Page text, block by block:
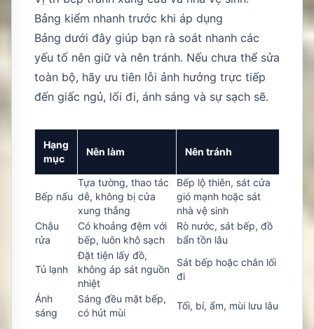
Bảng kiểm nhanh trước khi áp dụng
Bảng dưới đây giúp bạn rà soát nhanh các
yếu tố nên giữ và nên tránh. Nếu chưa thể sửa
toàn bộ, hãy ưu tiên lỗi ảnh hưởng trực tiếp
đến giấc ngủ, lối đi, ánh sáng và sự sạch sẽ.
Hạng
mục
Nên làm Nên tránh
Bếp nấu
Tựa tường, thao tác
dễ, không bị cửa
xung thẳng
Bếp lộ thiên, sát cửa
gió mạnh hoặc sát
nhà vệ sinh
Chậu
rửa
Có khoảng đệm với
bếp, luôn khô sạch
Rò nước, sát bếp, đồ
bẩn tồn lâu
Tủ lạnh
Đặt tiện lấy đồ,
không áp sát nguồn
nhiệt
Sát bếp hoặc chắn lối
đi
Ánh
sáng
Sáng đều mặt bếp,
có hút mùi
Tối, bí, ẩm, mùi lưu lâu